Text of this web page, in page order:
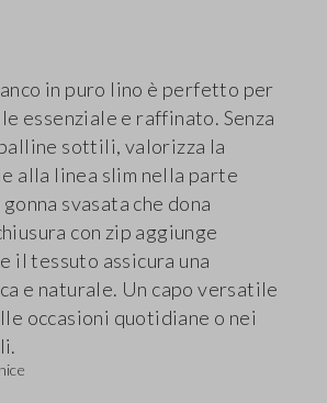
in puro lino è perfetto per
essenziale e raffinato. Senza
sottili, valorizza la
alla linea slim nella parte
svasata che dona
con zip aggiunge
il tessuto assicura una
e naturale. Un capo versatile
occasioni quotidiane o nei